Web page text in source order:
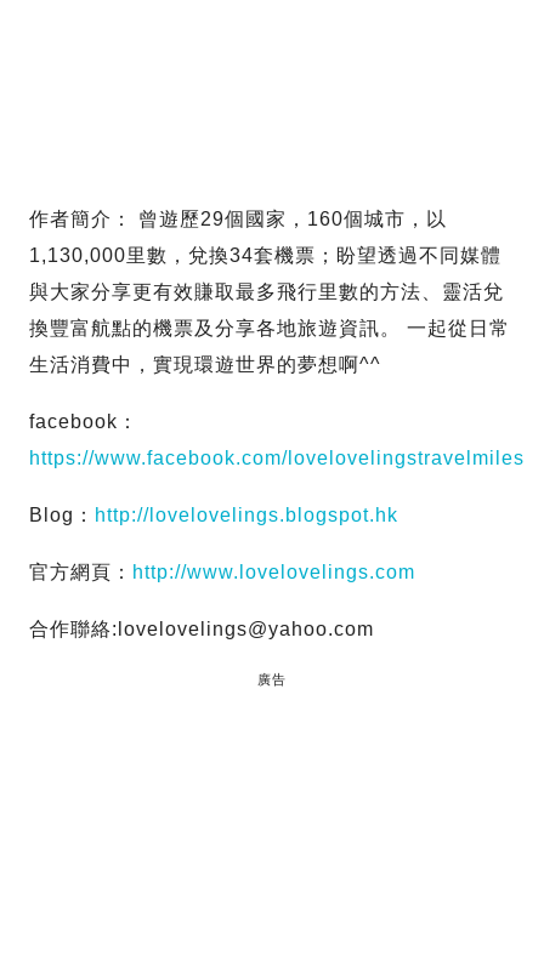
作者簡介： 曾遊歷29個國家，160個城市，以
1,130,000里數，兌換34套機票；盼望透過不同媒體
與大家分享更有效賺取最多飛行里數的方法、靈活兌
換豐富航點的機票及分享各地旅遊資訊。 一起從日常
生活消費中，實現環遊世界的夢想啊^^
facebook：
https://www.facebook.com/lovelovelingstravelmiles
Blog： http://lovelovelings.blogspot.hk
官方網頁： http://www.lovelovelings.com
合作聯絡: lovelovelings@yahoo.com
廣告